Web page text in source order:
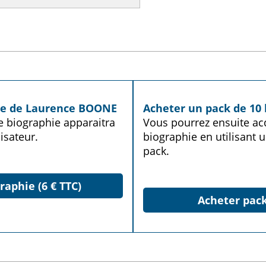
de Laurence BOONE
biographie apparaitra
(6 € TTC)
Acheter un pack de
Vous pourrez ensuite
biographie en utilisant
pack.
Acheter